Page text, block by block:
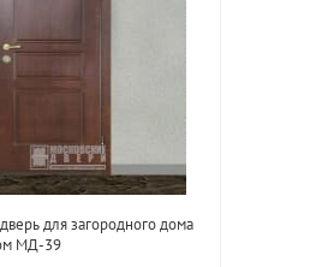
для загородного дома
МД-39